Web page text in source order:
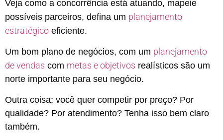
Veja como a concorrência está atuando, mapeie
possíveis parceiros, defina um planejamento
estratégico eficiente.
Um bom plano de negócios, com um planejamento
de vendas com metas e objetivos realísticos são um
norte importante para seu negócio.
Outra coisa: você quer competir por preço? Por
qualidade? Por atendimento? Tenha isso bem claro
também.